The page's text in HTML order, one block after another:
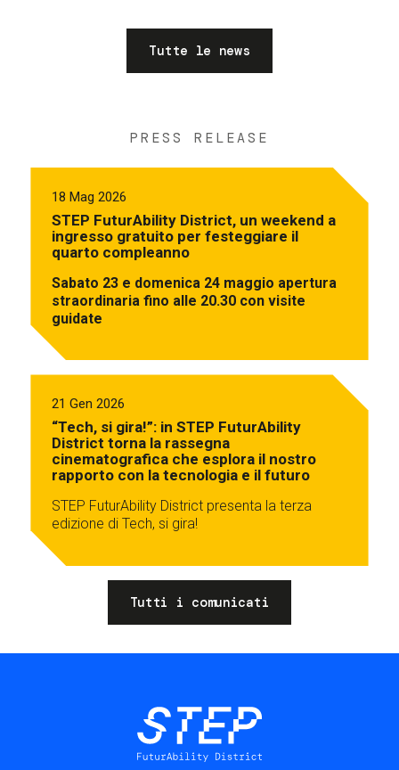
Tutte le news
PRESS RELEASE
18 Mag 2026
STEP FuturAbility District, un weekend a
ingresso gratuito per festeggiare il
quarto compleanno
Sabato 23 e domenica 24 maggio apertura
straordinaria fino alle 20.30 con visite
guidate
21 Gen 2026
“Tech, si gira!”: in STEP FuturAbility
District torna la rassegna
cinematografica che esplora il nostro
rapporto con la tecnologia e il futuro
STEP FuturAbility District presenta la terza
edizione di Tech, si gira!
Tutti i comunicati